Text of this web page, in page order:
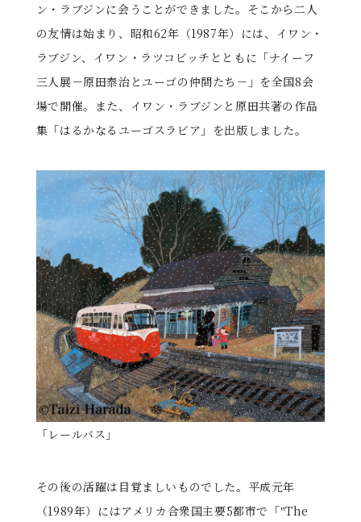
ン・ラブジンに会うことができました。そこから二人
の友情は始まり、昭和62年（1987年）には、イワン・
ラブジン、イワン・ラツコビッチとともに「ナイーフ
三人展－原田泰治とユーゴの仲間たち－」を全国8会
場で開催。また、イワン・ラブジンと原田共著の作品
集「はるかなるユーゴスラビア」を出版しました。
「レールバス」
その後の活躍は目覚ましいものでした。平成元年
（1989年）にはアメリカ合衆国主要5都市で「‟The